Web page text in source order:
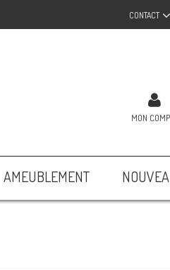
CONTACT
MON
AMEUBLEMENT